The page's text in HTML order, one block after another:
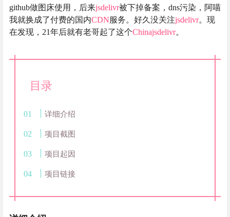
github做图床使用，后来jsdelivr被下掉备案，dns污染，阿喵
我就换成了付费的国内CDN服务。好久没关注jsdelivr。现
在发现，21年后就有老哥起了这个Chinajsdelivr。
目录
详细介绍
项目截图
项目起因
项目链接